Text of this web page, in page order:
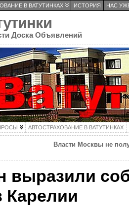
В ВАТУТИНКАХ ИСТОРИЯ НАС
Доска Объявлений
АВТОСТРАХОВАНИЕ В ВАТУТИНКАХ
Власти Москвы не
выразили
Карелии